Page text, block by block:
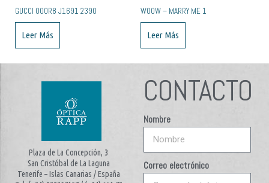
GUCCI 000R8 J1691 2390
Leer Más
WOOW – MARRY ME 1
Leer Más
Plaza de La Concepción, 3
San Cristóbal de La Laguna
Tenerife – Islas Canarias / España
CONTACTO
Nombre
Correo electrónico